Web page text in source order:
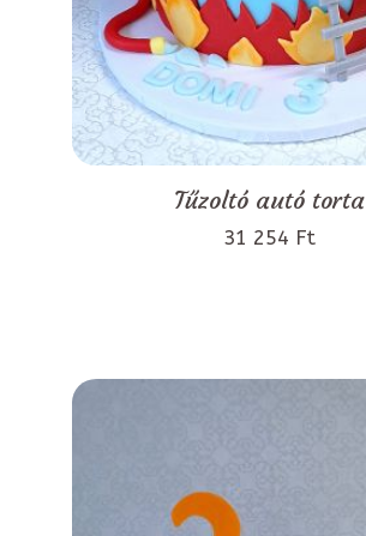
Tűzoltó autó torta
31 254 Ft